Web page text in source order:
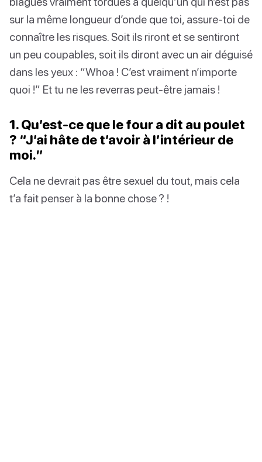
sur la même longueur d’onde que toi, assure-toi de
connaître les risques. Soit ils riront et se sentiront
un peu coupables, soit ils diront avec un air déguisé
dans les yeux : “Whoa ! C’est vraiment n’importe
quoi !” Et tu ne les reverras peut-être jamais !
1. Qu’est-ce que le four a dit au poulet
? “J’ai hâte de t’avoir à l’intérieur de
moi.”
Cela ne devrait pas être sexuel du tout, mais cela
t’a fait penser à la bonne chose ? !